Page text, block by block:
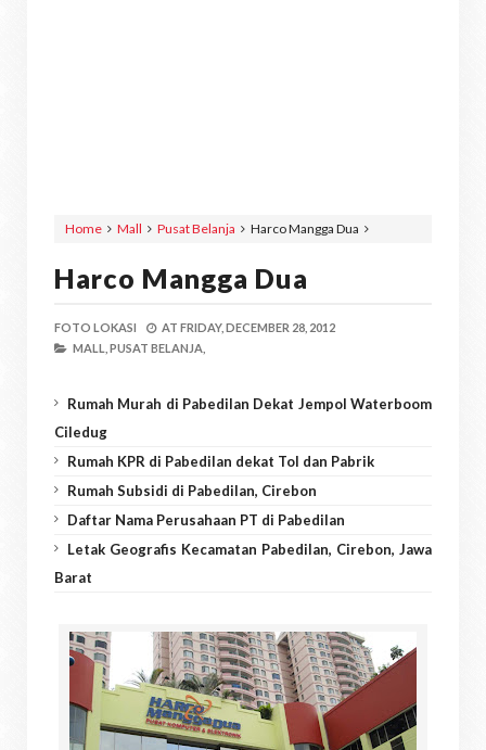
Home Mall Pusat Belanja Harco Mangga Dua
Harco Mangga Dua
FOTO LOKASI AT FRIDAY, DECEMBER 28, 2012
MALL, PUSAT BELANJA,
Rumah Murah di Pabedilan Dekat Jempol Waterboom
Ciledug
Rumah KPR di Pabedilan dekat Tol dan Pabrik
Rumah Subsidi di Pabedilan, Cirebon
Daftar Nama Perusahaan PT di Pabedilan
Letak Geografis Kecamatan Pabedilan, Cirebon, Jawa
Barat